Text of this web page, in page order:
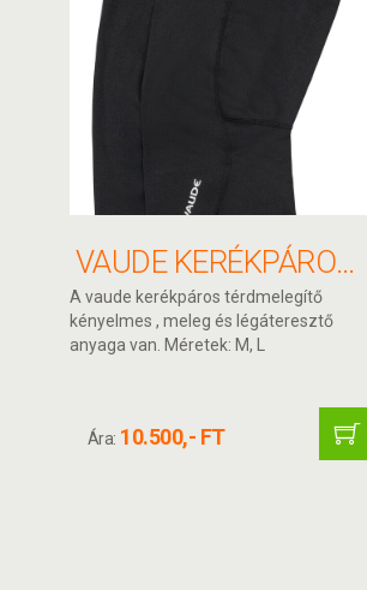
VAUDE KERÉKPÁROS TÉRDMELEGÍTŐ
A vaude kerékpáros térdmelegítő
kényelmes , meleg és légáteresztő
anyaga van. Méretek: M, L
Ára: 10.500,- FT